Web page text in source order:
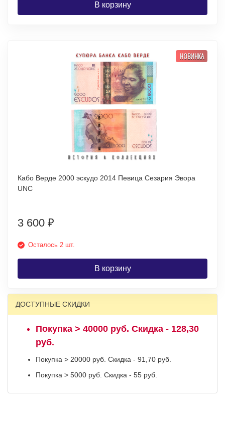
В корзину
НОВИНКА
Кабо Верде 2000 эскудо 2014 Певица Сезария Эвора
UNC
3 600 ₽
Осталось 2 шт.
В корзину
ДОСТУПНЫЕ СКИДКИ
Покупка > 40000 руб. Скидка - 128,30
руб.
Покупка > 20000 руб. Скидка - 91,70 руб.
Покупка > 5000 руб. Скидка - 55 руб.